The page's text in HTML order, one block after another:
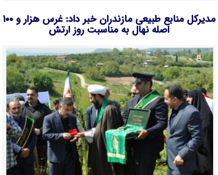
مدیرکل منابع طبیعی مازندران خبر داد: غرس هزار و ۱۰۰
اصله نهال به مناسبت روز ارتش